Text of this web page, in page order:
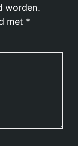
worden.
met *